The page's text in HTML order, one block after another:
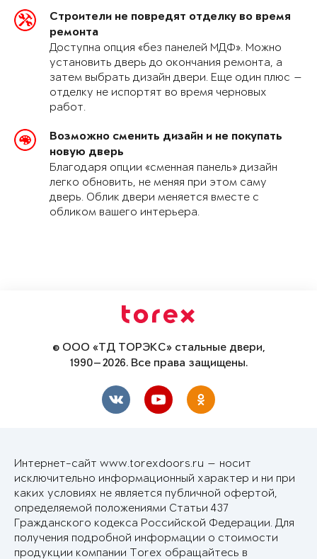
Строители не повредят отделку во время
ремонта
Доступна опция «без панелей МДФ». Можно
установить дверь до окончания ремонта, а
затем выбрать дизайн двери. Еще один плюс —
отделку не испортят во время черновых
работ.
Возможно сменить дизайн и не покупать
новую дверь
Благодаря опции «сменная панель» дизайн
легко обновить, не меняя при этом саму
дверь. Облик двери меняется вместе с
обликом вашего интерьера.
© ООО «ТД ТОРЭКС» стальные двери,
1990—2026. Все права защищены.
Интернет-сайт www.torexdoors.ru — носит
исключительно информационный характер и ни при
каких условиях не является публичной офертой,
определяемой положениями Статьи 437
Гражданского кодекса Российской Федерации. Для
получения подробной информации о стоимости
продукции компании Torex обращайтесь в